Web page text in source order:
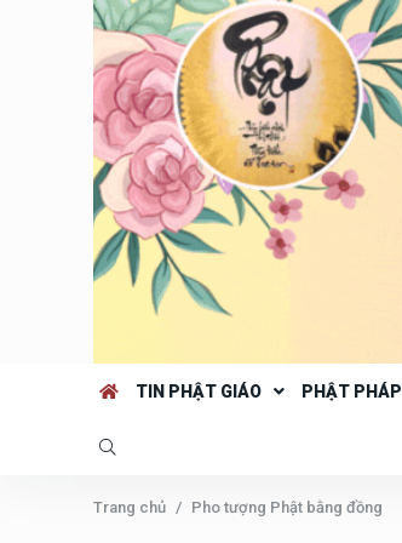
TIN PHẬT GIÁO PHẬT PHÁP
Trang chủ Pho tượng Phật bằng đồng